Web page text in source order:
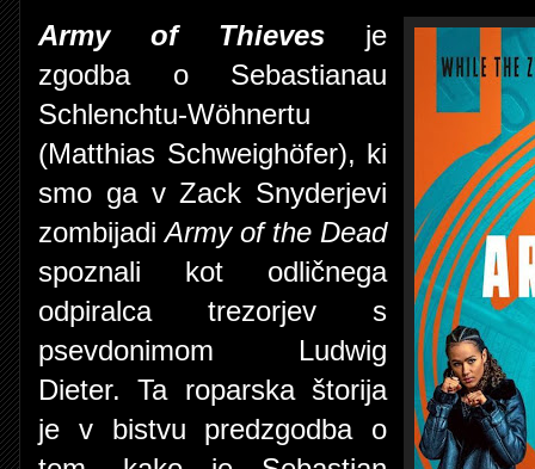
Army of Thieves je
zgodba o Sebastianau
Schlenchtu-Wöhnertu
(Matthias Schweighöfer), ki
smo ga v Zack Snyderjevi
zombijadiArmy of the Dead
spoznali kot odličnega
odpiralca trezorjev s
psevdonimom Ludwig
Dieter. Ta roparska štorija
je v bistvu predzgodba o